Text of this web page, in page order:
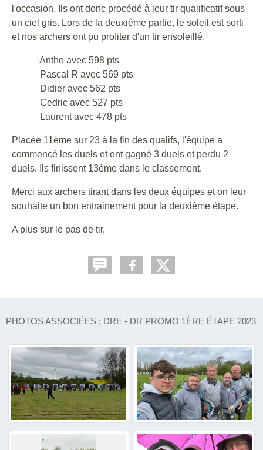
l'occasion. Ils ont donc procédé à leur tir qualificatif sous
un ciel gris. Lors de la deuxième partie, le soleil est sorti
et nos archers ont pu profiter d'un tir ensoleillé.
Antho avec 598 pts
Pascal R avec 569 pts
Didier avec 562 pts
Cedric avec 527 pts
Laurent avec 478 pts
Placée 11ème sur 23 à la fin des qualifs, l'équipe a
commencé les duels et ont gagné 3 duels et perdu 2
duels. Ils finissent 13ème dans le classement.
Merci aux archers tirant dans les deux équipes et on leur
souhaite un bon entrainement pour la deuxième étape.
A plus sur le pas de tir,
PHOTOS ASSOCIÉES : DRE - DR PROMO 1ÈRE ÉTAPE 2023